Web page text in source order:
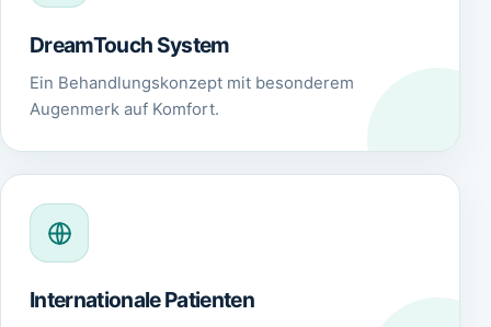
DreamTouch System
Ein Behandlungskonzept mit besonderem
Augenmerk auf Komfort.
Internationale Patienten